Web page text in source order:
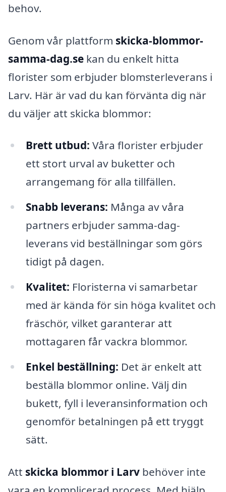
behov.
Genom vår plattform skicka-blommor-
samma-dag.se kan du enkelt hitta
florister som erbjuder blomsterleverans i
Larv. Här är vad du kan förvänta dig när
du väljer att skicka blommor:
Brett utbud: Våra florister erbjuder
ett stort urval av buketter och
arrangemang för alla tillfällen.
Snabb leverans: Många av våra
partners erbjuder samma-dag-
leverans vid beställningar som görs
tidigt på dagen.
Kvalitet: Floristerna vi samarbetar
med är kända för sin höga kvalitet och
fräschör, vilket garanterar att
mottagaren får vackra blommor.
Enkel beställning: Det är enkelt att
beställa blommor online. Välj din
bukett, fyll i leveransinformation och
genomför betalningen på ett tryggt
sätt.
Att skicka blommor i Larv behöver inte